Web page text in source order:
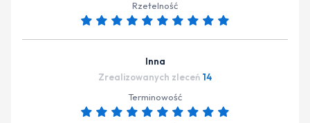
Rzetelność
Inna
Zrealizowanych zleceń 14
Terminowość